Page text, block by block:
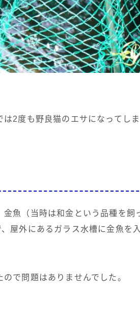
2度も野良猫のエサになってし
魚（当時は和金という品種を飼
屋外にあるガラス水槽に金魚を
で問題はありませんでした。